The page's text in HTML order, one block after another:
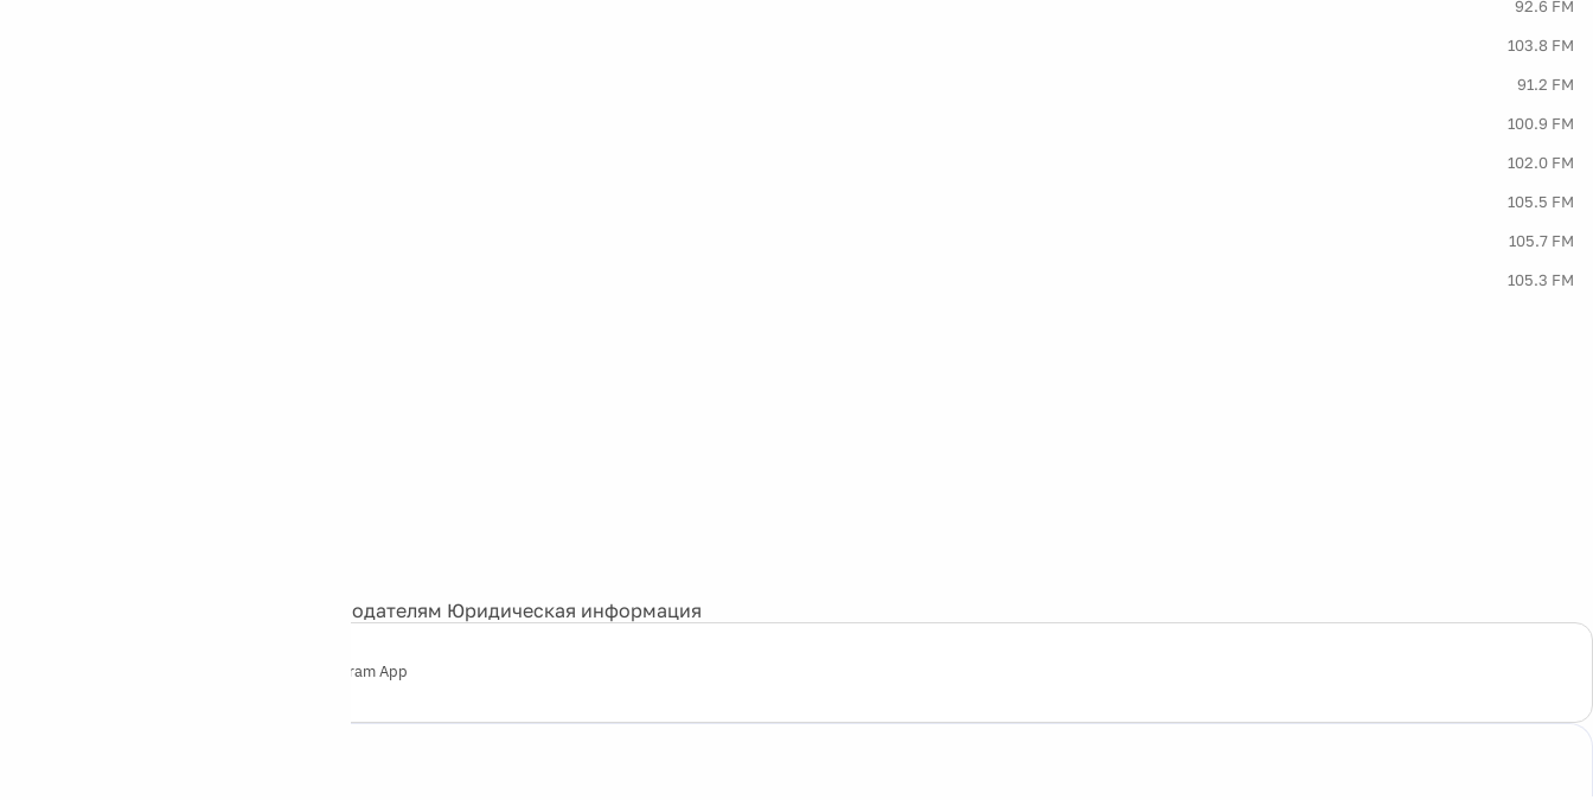
92.6 FM
103.8 FM
91.2 FM
100.9 FM
102.0 FM
105.5 FM
105.7 FM
105.3 FM
Рекламодателям Юридическая информация
Telegram App